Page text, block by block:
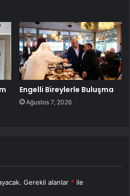
Engelli Bireylerle Buluşma
Ağustos 7, 2026
Gerekli alanlar * ile